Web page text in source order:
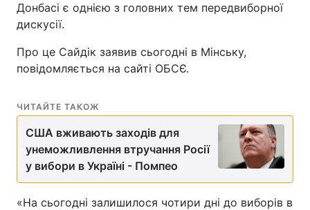
Донбасі є однією з головних тем передвиборної
дискусії.
Про це Сайдік заявив сьогодні в Мінську,
повідомляється на сайті ОБСЄ.
ЧИТАЙТЕ ТАКОЖ
США вживають заходів для
унеможливлення втручання Росії
у вибори в Україні - Помпео
«На сьогодні залишилося чотири дні до виборів в